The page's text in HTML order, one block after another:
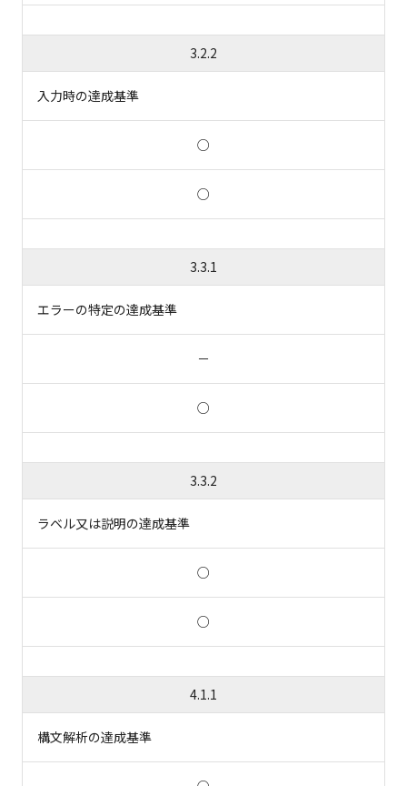
3.2.2
入力時の達成基準
○
○
3.3.1
エラーの特定の達成基準
－
○
3.3.2
ラベル又は説明の達成基準
○
○
4.1.1
構文解析の達成基準